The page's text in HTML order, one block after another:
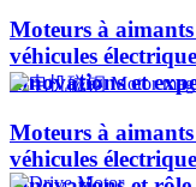
Moteurs à
véhicules
innovations et
Moteurs à
véhicules